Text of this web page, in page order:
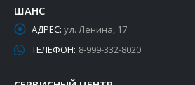
ШАНС
АДРЕС: ул. Ленина, 17
ТЕЛЕФОН: 8-999-332-8020